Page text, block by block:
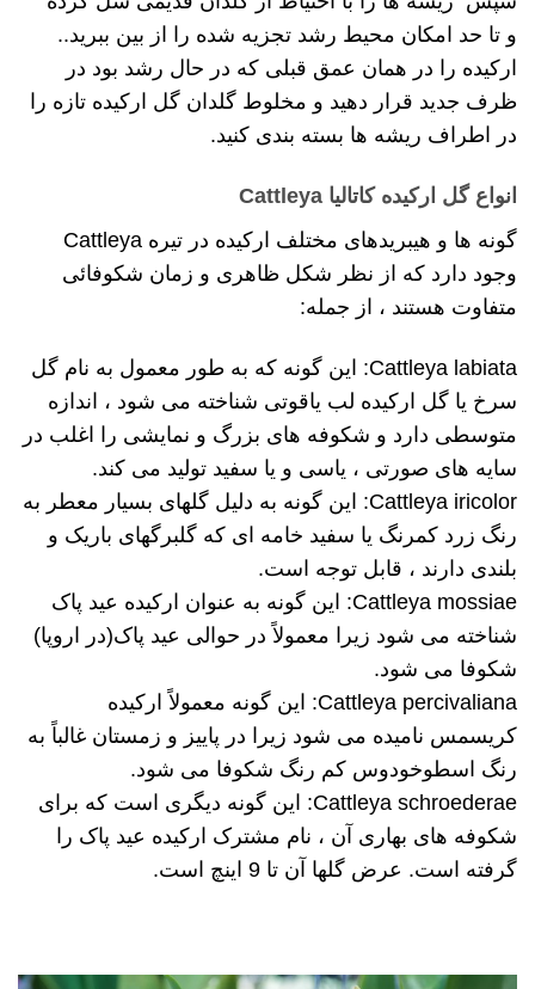
و تا حد امکان محیط رشد تجزیه شده را از بین ببرید..
ارکیده را در همان عمق قبلی که در حال رشد بود در
ظرف جدید قرار دهید و مخلوط گلدان گل ارکیده تازه را
در اطراف ریشه ها بسته بندی کنید.
انواع گل ارکیده کاتالیا Cattleya
گونه ها و هیبریدهای مختلف ارکیده در تیره Cattleya
وجود دارد که از نظر شکل ظاهری و زمان شکوفائی
متفاوت هستند ، از جمله:
Cattleya labiata: این گونه که به طور معمول به نام گل
سرخ یا گل ارکیده لب یاقوتی شناخته می شود ، اندازه
متوسطی دارد و شکوفه های بزرگ و نمایشی را اغلب در
سایه های صورتی ، یاسی و یا سفید تولید می کند.
Cattleya iricolor: این گونه به دلیل گلهای بسیار معطر به
رنگ زرد کمرنگ یا سفید خامه ای که گلبرگهای باریک و
بلندی دارند ، قابل توجه است.
Cattleya mossiae: این گونه به عنوان ارکیده عید پاک
شناخته می شود زیرا معمولاً در حوالی عید پاک(در اروپا)
شکوفا می شود.
Cattleya percivaliana: این گونه معمولاً ارکیده
کریسمس نامیده می شود زیرا در پاییز و زمستان غالباً به
رنگ اسطوخودوس کم رنگ شکوفا می شود.
Cattleya schroederae: این گونه دیگری است که برای
شکوفه های بهاری آن ، نام مشترک ارکیده عید پاک را
گرفته است. عرض گلها آن تا 9 اینچ است.